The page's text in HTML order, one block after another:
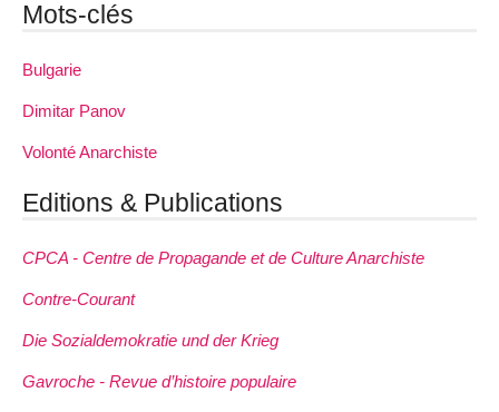
Mots-clés
Bulgarie
Dimitar Panov
Volonté Anarchiste
Editions & Publications
CPCA - Centre de Propagande et de Culture Anarchiste
Contre-Courant
Die Sozialdemokratie und der Krieg
Gavroche - Revue d’histoire populaire